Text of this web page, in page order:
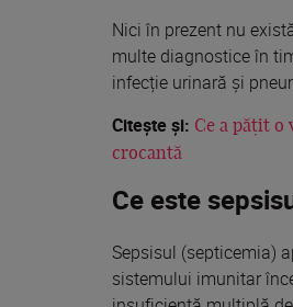
Nici în prezent nu
multe diagnostice în
infecție urinară și
Citește și: Ce a pățit o
crocantă
Ce este
Sepsisul (septicemia)
sistemului imunitar